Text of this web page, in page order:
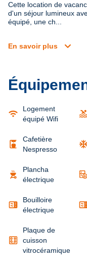
Cette location de
d'un séjour lumineux
équipé, une ch...
En savoir plus expand_more
wifi
Logement
équipé Wifi
coffee_maker
Cafetière
Nespresso
outdoor_grill
Plancha
électrique
microwave
Bouilloire
électrique
Plaque de
cuisson
vitrocéramique